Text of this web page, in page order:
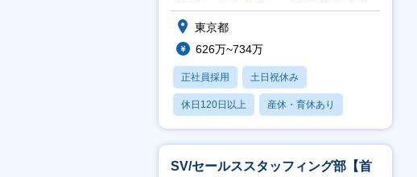
→入社一年経過
事業拡大する
SVの皆様に
経験／採用やマーケ支援経験者歓
迎）東京都
626万~734万
正社員採用 土日祝休み
休日120日以上 産休・育休あり
賞与あり
SV/セールススタッフィング部【首